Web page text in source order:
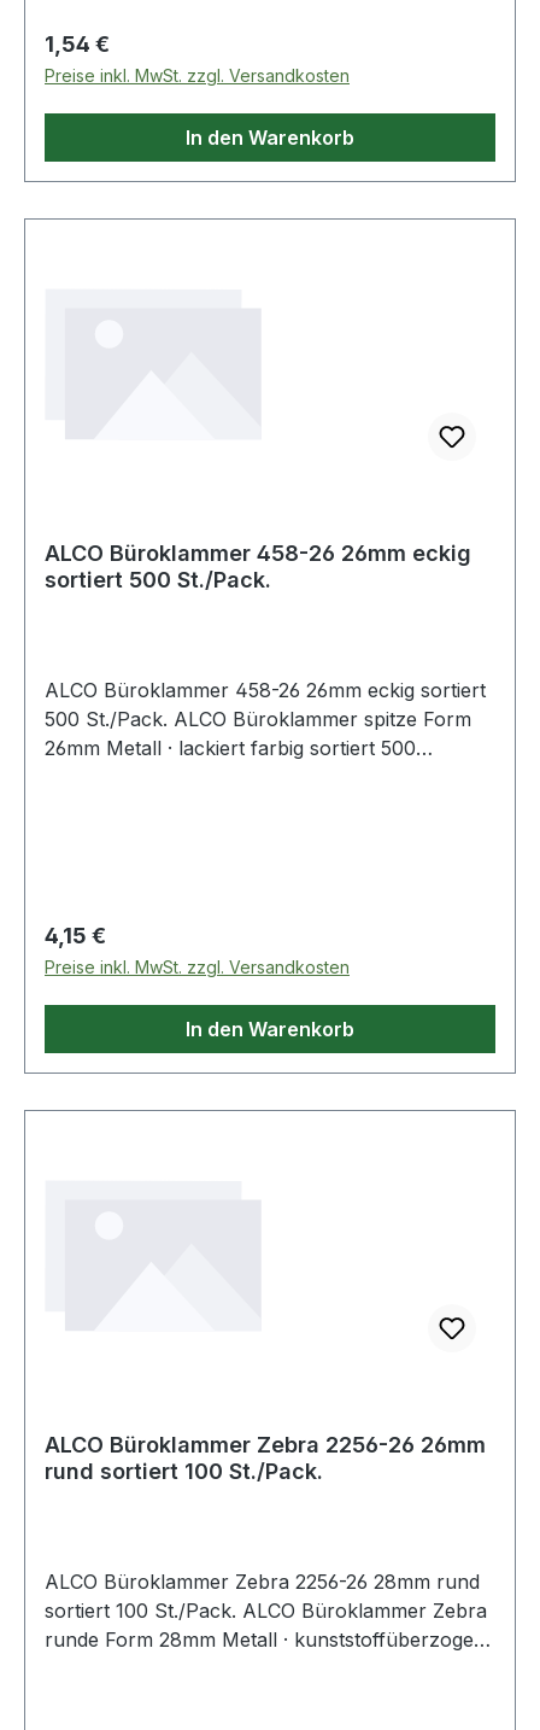
Regulärer Preis:
1,54 €
Preise inkl. MwSt. zzgl. Versandkosten
In den Warenkorb
ALCO Büroklammer 458-26 26mm eckig
sortiert 500 St./Pack.
ALCO Büroklammer 458-26 26mm eckig sortiert
500 St./Pack. ALCO Büroklammer spitze Form
26mm Metall · lackiert farbig sortiert 500
Regulärer Preis:
4,15 €
Preise inkl. MwSt. zzgl. Versandkosten
In den Warenkorb
ALCO Büroklammer Zebra 2256-26 26mm
rund sortiert 100 St./Pack.
ALCO Büroklammer Zebra 2256-26 28mm rund
sortiert 100 St./Pack. ALCO Büroklammer Zebra
runde Form 28mm Metall · kunststoffüberzogen